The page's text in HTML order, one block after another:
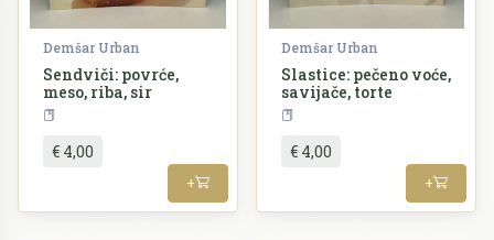
Demšar Urban
Sendviči: povrće,
meso, riba, sir
€ 4,00
+
Demšar Urban
Slastice: pečeno voće,
savijače, torte
€ 4,00
+